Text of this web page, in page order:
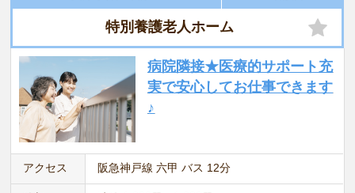
特別養護老人ホーム
病院隣接★医療的サポート充
実で安心してお仕事できます
♪
アクセス 阪急神戸線 六甲 バス 12分